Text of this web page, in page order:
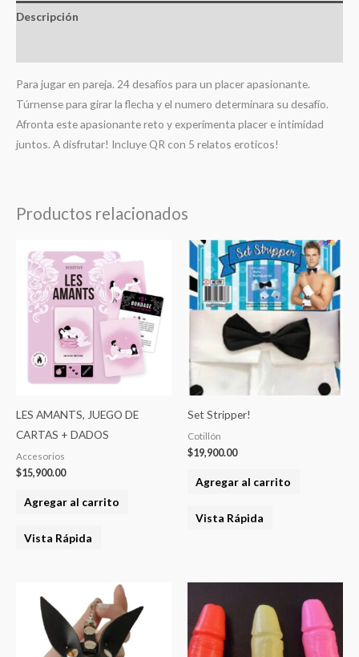
Descripción
Para jugar en pareja. 24 desafíos para un placer apasionante.
Túrnense para girar la flecha y el numero determinara su desafío.
Afronta este apasionante reto y experimenta placer e intimidad
juntos. A disfrutar! Incluye QR con 5 relatos eroticos!
Productos relacionados
LES AMANTS, JUEGO DE
CARTAS + DADOS
Accesorios
$15,900.00
Agregar al carrito
Vista Rápida
Set Stripper!
Cotillón
$19,900.00
Agregar al carrito
Vista Rápida